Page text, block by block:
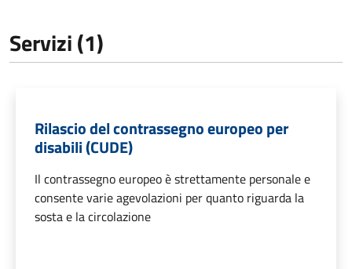
Servizi (1)
Rilascio del contrassegno europeo per
disabili (CUDE)
Il contrassegno europeo è strettamente personale e
consente varie agevolazioni per quanto riguarda la
sosta e la circolazione